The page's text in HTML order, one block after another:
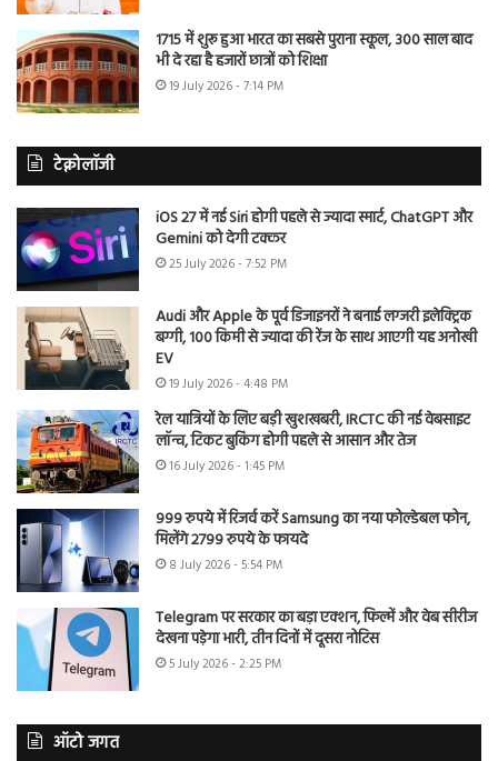
1715 में शुरू हुआ भारत का सबसे पुराना स्कूल, 300 साल बाद
भी दे रहा है हजारों छात्रों को शिक्षा
19 July 2026 - 7:14 PM
टेक्नोलॉजी
iOS 27 में नई Siri होगी पहले से ज्यादा स्मार्ट, ChatGPT और
Gemini को देगी टक्कर
25 July 2026 - 7:52 PM
Audi और Apple के पूर्व डिजाइनरों ने बनाई लग्जरी इलेक्ट्रिक
बग्गी, 100 किमी से ज्यादा की रेंज के साथ आएगी यह अनोखी
EV
19 July 2026 - 4:48 PM
रेल यात्रियों के लिए बड़ी खुशखबरी, IRCTC की नई वेबसाइट
लॉन्च, टिकट बुकिंग होगी पहले से आसान और तेज
16 July 2026 - 1:45 PM
999 रुपये में रिजर्व करें Samsung का नया फोल्डेबल फोन,
मिलेंगे 2799 रुपये के फायदे
8 July 2026 - 5:54 PM
Telegram पर सरकार का बड़ा एक्शन, फिल्में और वेब सीरीज
देखना पड़ेगा भारी, तीन दिनों में दूसरा नोटिस
5 July 2026 - 2:25 PM
ऑटो जगत